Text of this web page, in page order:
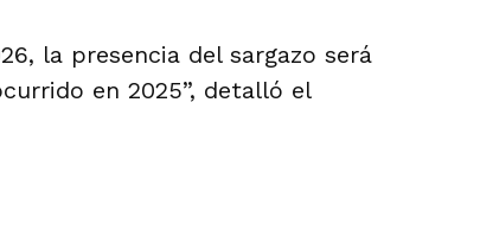
la presencia del sargazo será
en 2025”, detalló el